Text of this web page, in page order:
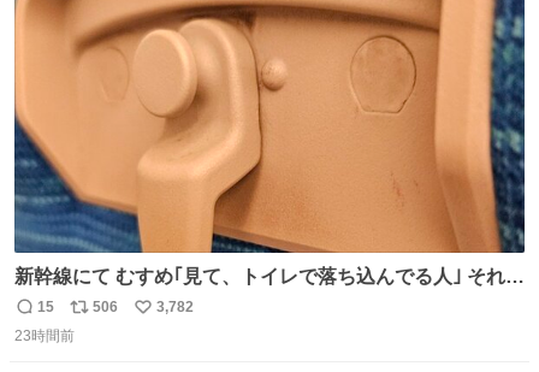
ト
数
数
新幹線にて むすめ｢見て、トイレで落ち込んでる人｣ それに
しか見えなくなった どうしてくれるんだ
返
信
15
リ
ポ
506
い
3,782
23時間前